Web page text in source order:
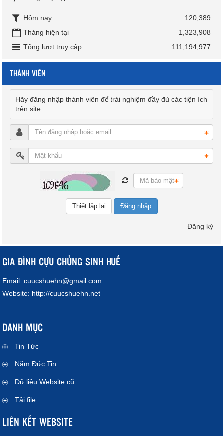
Hôm nay
120,389
Tháng hiện tại
1,323,908
Tổng lượt truy cập
111,194,977
THÀNH VIÊN
Hãy đăng nhập thành viên để trải nghiệm đầy đủ các tiện ích
trên site
Đăng nhập
Đăng ký
GIA ĐÌNH CỰU CHỦNG SINH HUẾ
Email: cuucshuehn@gmail.com
Website: http://cuucshuehn.net
DANH MỤC
Tin Tức
Năm Đức Tin
Dữ liệu Website cũ
Tải file
LIÊN KẾT WEBSITE